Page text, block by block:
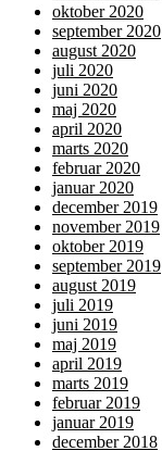
oktober 2020
september 2020
august 2020
juli 2020
juni 2020
maj 2020
april 2020
marts 2020
februar 2020
januar 2020
december 2019
november 2019
oktober 2019
september 2019
august 2019
juli 2019
juni 2019
maj 2019
april 2019
marts 2019
februar 2019
januar 2019
december 2018